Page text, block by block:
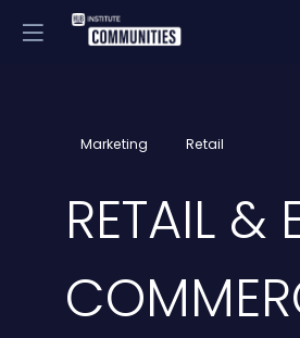
Marketing Retail
RETAIL &